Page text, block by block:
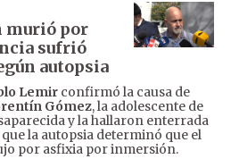
murió por
sufrió
autopsia
Lemir confirmó la causa de
Gómez, la adolescente de
y la hallaron enterrada
la autopsia determinó que el
por asfixia por inmersión.